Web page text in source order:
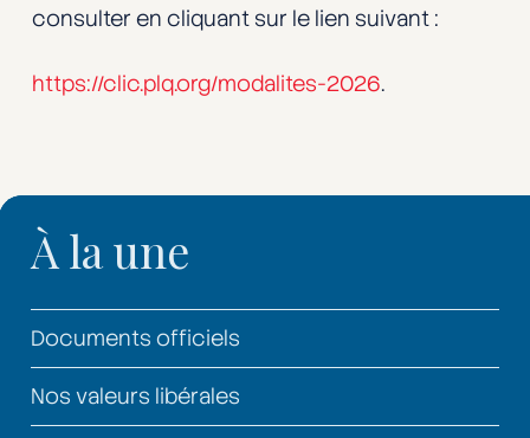
consulter en cliquant sur le lien suivant :
https://clic.plq.org/modalites-2026.
À la une
Documents officiels
Nos valeurs libérales